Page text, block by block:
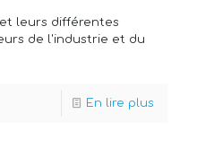
leurs différentes
de l'industrie et du
En lire plus